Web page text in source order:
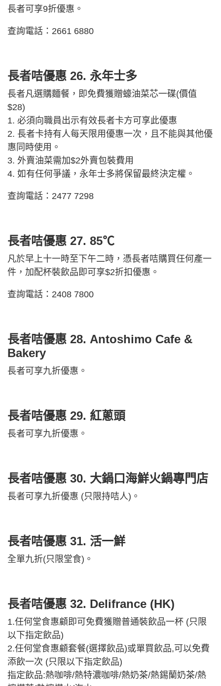
長者可享9折優惠。
查詢電話：2661 6880
長者咭優惠 26. 永年士多
長者凡選購麵餐，即免費獲贈蠔油菜芯一碟(價值
$28)
1. 必須向職員出示有效長者卡方可享此優惠
2. 長者卡持有人每天限用優惠一次，且不能與其他優
惠同時使用。
3. 外賣油菜需加$2外賣包裝費用
4. 如有任何爭議，永年士多將保留最終決定權。
查詢電話：2477 7298
長者咭優惠 27. 85℃
凡於早上十一時至下午二時，憑長者咭購買任何產一
件，加配杯裝飲品即可享$2折扣優惠。
查詢電話：2408 7800
長者咭優惠 28. Antoshimo Cafe &
Bakery
長者可享九折優惠。
長者咭優惠 29. 紅蔥頭
長者可享九折優惠。
長者咭優惠 30. 大鍋口海鮮火鍋專門店
長者可享九折優惠 (只限持咭人)。
長者咭優惠 31. 活一鮮
全單九折(只限堂食)。
長者咭優惠 32. Delifrance (HK)
1.任何堂食惠顧即可免費獲贈普通裝飲品一杯 (只限
以下指定飲品)
2.任何堂食惠顧套餐(選擇飲品)或單買飲品,可以免費
添飲一次 (只限以下指定飲品)
指定飲品:熱咖啡/熱特濃咖啡/熱奶茶/熱錫蘭奶茶/熱